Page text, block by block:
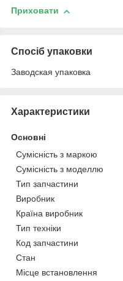
Приховати
Спосіб упаковки
Заводская упаковка
Характеристики
Основні
Сумісність з маркою
Сумісність з моделлю
Тип запчастини
Виробник
Країна виробник
Тип техніки
Код запчастини
Стан
Місце встановлення